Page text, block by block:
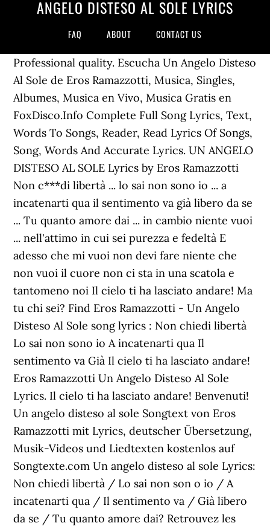
ANGELO DISTESO AL SOLE LYRICS
FAQ ABOUT CONTACT US
Professional quality. Escucha Un Angelo Disteso
Al Sole de Eros Ramazzotti, Musica, Singles,
Albumes, Musica en Vivo, Musica Gratis en
FoxDisco.Info Complete Full Song Lyrics, Text,
Words To Songs, Reader, Read Lyrics Of Songs,
Song, Words And Accurate Lyrics. UN ANGELO
DISTESO AL SOLE Lyrics by Eros Ramazzotti
Non c***di libertà ... lo sai non sono io ... a
incatenarti qua il sentimento va già libero da se
... Tu quanto amore dai ... in cambio niente vuoi
... nell'attimo in cui sei purezza e fedeltà E
adesso che mi vuoi non devi fare niente che
non vuoi il cuore non ci sta in una scatola e
tantomeno noi Il cielo ti ha lasciato andare! Ma
tu chi sei? Find Eros Ramazzotti - Un Angelo
Disteso Al Sole song lyrics : Non chiedi libertà
Lo sai non sono io A incatenarti qua Il
sentimento va Già Il cielo ti ha lasciato andare!
Eros Ramazzotti Un Angelo Disteso Al Sole
Lyrics. Il cielo ti ha lasciato andare! Benvenuti!
Un angelo disteso al sole Songtext von Eros
Ramazzotti mit Lyrics, deutscher Übersetzung,
Musik-Videos und Liedtexten kostenlos auf
Songtexte.com Un angelo disteso al sole Lyrics:
Non chiedi libertà / Lo sai non son o io / A
incatenarti qua / Il sentimento va / Già libero
da se / Tu quanto amore dai? Retrouvez les